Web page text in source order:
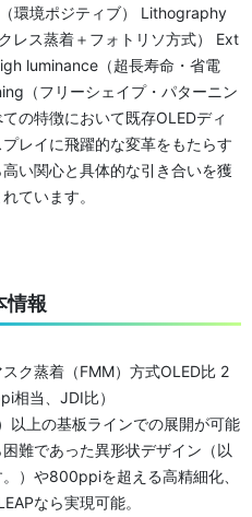
環境ポジティブ） Lithography
レス蒸着＋フォトリソ方式） Ext
luminance（超長寿命・省電
（フリーシェイプ・パターニン
の特徴において既存OLEDディ
レイに飛躍的な変革をもたらす
い関心と具体的な引き合いを獲
ています。
情報
ク蒸着（FMM）方式OLED比 2
相当、JDI比）
上の基板ラインでの展開が可能
難であった異形状デザイン（以
）や800ppiを超える高精細化、
なら実現可能。